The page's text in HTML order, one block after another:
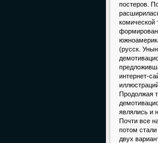
постеров.
комической
(русск.
интернет-
Продолжая
являлись и
Почти все
потом
двух